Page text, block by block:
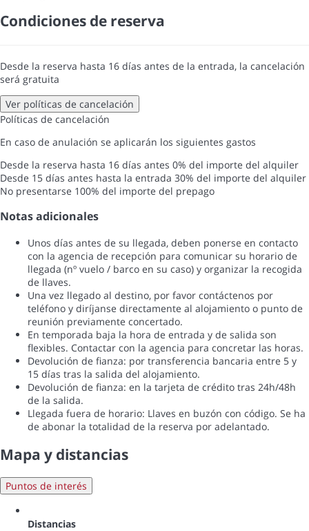
Condiciones de reserva
Desde la reserva hasta 16 días antes de la entrada, la cancelación
será gratuita
Ver políticas de cancelación
Políticas de cancelación
En caso de anulación se aplicarán los siguientes gastos
Desde la reserva hasta 16 días antes 0% del importe del alquiler
Desde 15 días antes hasta la entrada 30% del importe del alquiler
No presentarse 100% del importe del prepago
Notas adicionales
Unos días antes de su llegada, deben ponerse en contacto
con la agencia de recepción para comunicar su horario de
llegada (nº vuelo / barco en su caso) y organizar la recogida
de llaves.
Una vez llegado al destino, por favor contáctenos por
teléfono y diríjanse directamente al alojamiento o punto de
reunión previamente concertado.
En temporada baja la hora de entrada y de salida son
flexibles. Contactar con la agencia para concretar las horas.
Devolución de fianza: por transferencia bancaria entre 5 y
15 días tras la salida del alojamiento.
Devolución de fianza: en la tarjeta de crédito tras 24h/48h
de la salida.
Llegada fuera de horario: Llaves en buzón con código. Se ha
de abonar la totalidad de la reserva por adelantado.
Mapa y distancias
Puntos de interés
Distancias